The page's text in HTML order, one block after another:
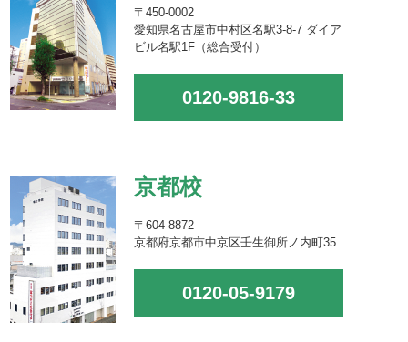
〒450-0002
愛知県名古屋市中村区名駅3-8-7 ダイア
ビル名駅1F（総合受付）
0120-9816-33
京都校
〒604-8872
京都府京都市中京区壬生御所ノ内町35
0120-05-9179